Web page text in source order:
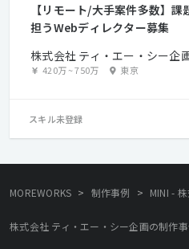
【リモート/大手案件多数】
担うWebディレクター募集
株式会社 ティ・エー・シー企
420万~750万 東京
スキル未登録
MOREWORKS > 制作事例 > MINI -
株式会社 ティ・エー・シー企画の制作